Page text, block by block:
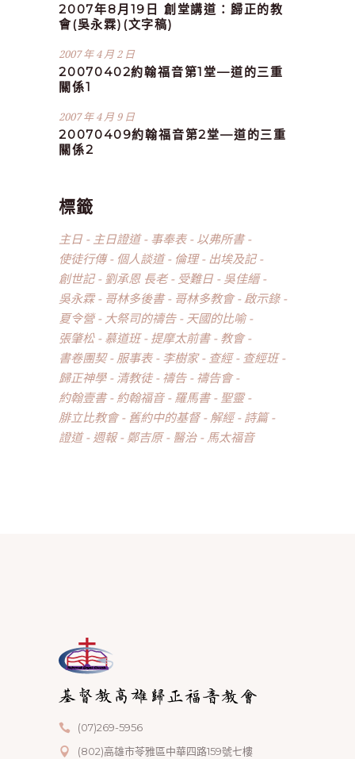
2007年8月19日 創堂講道：歸正的教
會(吳永霖)(文字稿)
2007 年 4 月 2 日
20070402約翰福音第1堂—道的三重
關係1
2007 年 4 月 9 日
20070409約翰福音第2堂—道的三重
關係2
標籤
主日 主日證道 事奉表
以弗所書
使徒行傳
個人談道 倫理
出埃及記
創世記
劉承恩 長老 受難日
吳佳縉
吳永霖
哥林多後書 哥林多教會
啟示錄
夏令營
大祭司的禱告
天國的比喻
張肇松
慕道班 提摩太前書
教會
書卷團契
服事表 李樹家 查經
查經班
歸正神學
清教徒 禱告
禱告會
約翰壹書
約翰福音 羅馬書
聖靈
腓立比教會
舊約中的基督 解經
詩篇
證道
週報 鄭吉原 醫治 馬太福音
(07)269-5956
(802)高雄市苓雅區中華四路159號七樓